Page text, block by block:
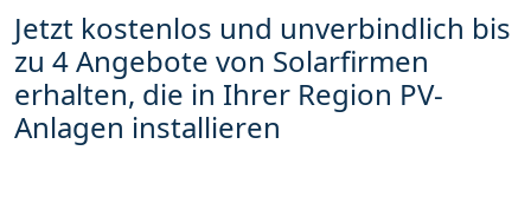
Jetzt kostenlos und unverbindlich bis
zu 4 Angebote von Solarfirmen
erhalten, die in Ihrer Region PV-
Anlagen installieren